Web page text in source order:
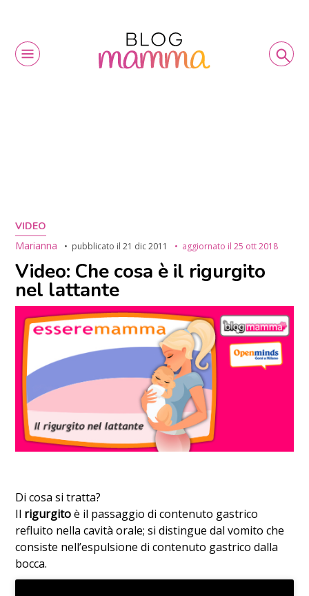
VIDEO
Marianna
pubblicato il21 dic 2011 aggiornato il25 ott 2018
Video: Che cosa è il rigurgito
nel lattante
Di cosa si tratta?
Il rigurgitoè il passaggio di contenuto gastrico
refluito nella cavità orale; si distingue dal vomito che
consiste nell’espulsione di contenuto gastrico dalla
bocca.